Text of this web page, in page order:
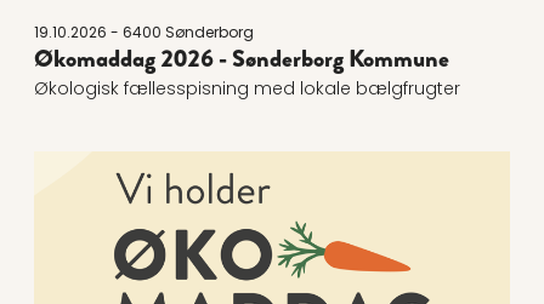
19.10.2026 - 6400 Sønderborg
Økomaddag 2026 - Sønderborg Kommune
Økologisk fællesspisning med lokale bælgfrugter